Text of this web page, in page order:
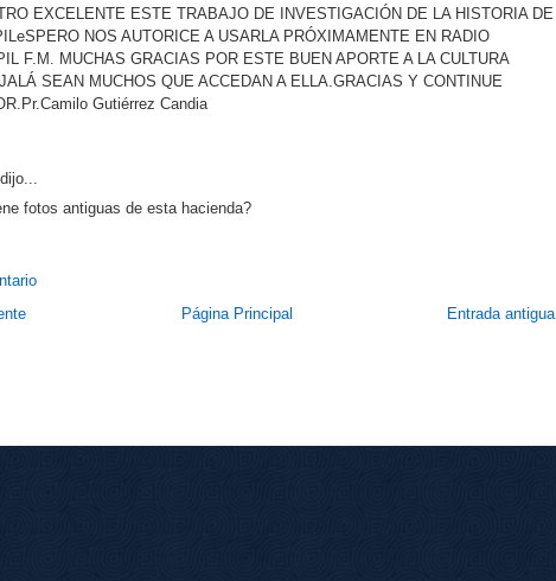
EXCELENTE ESTE TRABAJO DE INVESTIGACIÓN DE LA HISTORIA DE
NOS AUTORICE A USARLA PRÓXIMAMENTE EN RADIO
F.M. MUCHAS GRACIAS POR ESTE BUEN APORTE A LA CULTURA
SEAN MUCHOS QUE ACCEDAN A ELLA.GRACIAS Y CONTINUE
Gutiérrez Candia
dijo...
fotos antiguas de esta hacienda?
Entrada antigua
Página Principal